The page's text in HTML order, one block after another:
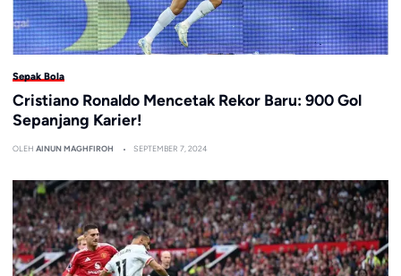
Sepak Bola
Cristiano Ronaldo Mencetak Rekor Baru: 900 Gol
Sepanjang Karier!
OLEH AINUN MAGHFIROH SEPTEMBER 7, 2024